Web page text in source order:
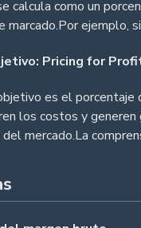
calcula como un
marcado.Por ejemplo,
Pricing for
es el porcentaje
los costos y
del mercado.La